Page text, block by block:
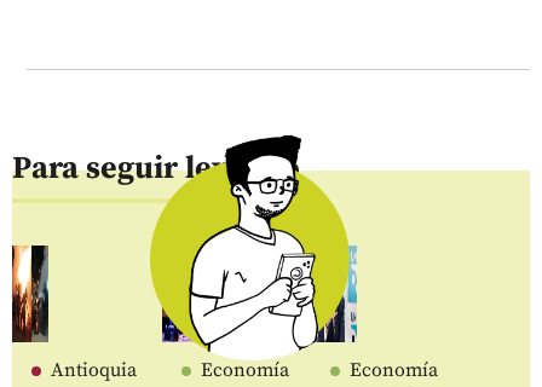
Para seguir leyendo
Antioquia Economía Economía